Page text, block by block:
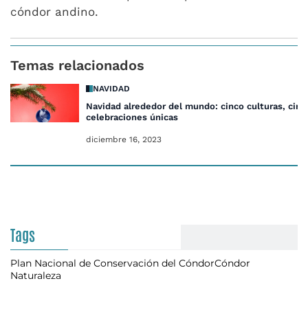
cóndor andino.
Temas relacionados
NAVIDAD
Navidad alrededor del mundo: cinco culturas,
celebraciones únicas
diciembre 16, 2023
Tags
Plan Nacional de Conservación del CóndorCóndor
Naturaleza